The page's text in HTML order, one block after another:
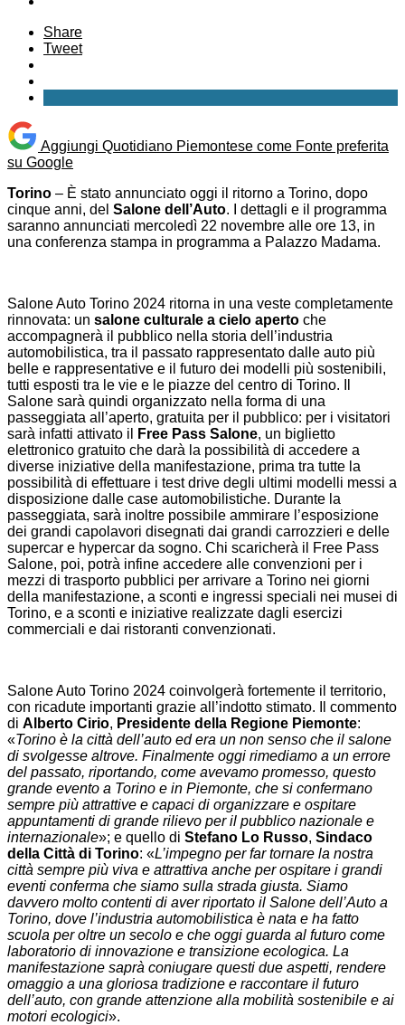
Share
Tweet
Aggiungi Quotidiano Piemontese come Fonte preferita
su Google
Torino – È stato annunciato oggi il ritorno a Torino, dopo
cinque anni, del Salone dell’Auto. I dettagli e il programma
saranno annunciati mercoledì 22 novembre alle ore 13, in
una conferenza stampa in programma a Palazzo Madama.
Salone Auto Torino 2024 ritorna in una veste completamente
rinnovata: un salone culturale a cielo aperto che
accompagnerà il pubblico nella storia dell’industria
automobilistica, tra il passato rappresentato dalle auto più
belle e rappresentative e il futuro dei modelli più sostenibili,
tutti esposti tra le vie e le piazze del centro di Torino. Il
Salone sarà quindi organizzato nella forma di una
passeggiata all’aperto, gratuita per il pubblico: per i visitatori
sarà infatti attivato il
Free Pass Salone, un biglietto
elettronico gratuito che darà la possibilità di accedere a
diverse iniziative della manifestazione, prima tra tutte la
possibilità di effettuare i test drive degli ultimi modelli messi a
disposizione dalle case automobilistiche. Durante la
passeggiata, sarà inoltre possibile ammirare l’esposizione
dei grandi capolavori disegnati dai grandi carrozzieri e delle
supercar e hypercar da sogno. Chi scaricherà il Free Pass
Salone, poi, potrà infine accedere alle convenzioni per i
mezzi di trasporto pubblici per arrivare a Torino nei giorni
della manifestazione, a sconti e ingressi speciali nei musei di
Torino, e a sconti e iniziative realizzate dagli esercizi
commerciali e dai ristoranti convenzionati.
Salone Auto Torino 2024 coinvolgerà fortemente il territorio,
con ricadute importanti grazie all’indotto stimato. Il commento
di Alberto Cirio, Presidente della Regione Piemonte:
«Torino è la città dell’auto ed era un non senso che il salone
di svolgesse altrove. Finalmente oggi rimediamo a un errore
del passato, riportando, come avevamo promesso, questo
grande evento a Torino e in Piemonte, che si confermano
sempre più attrattive e capaci di organizzare e ospitare
appuntamenti di grande rilievo per il pubblico nazionale e
internazionale»; e quello di Stefano Lo Russo, Sindaco
della Città di Torino: «L’impegno per far tornare la nostra
città sempre più viva e attrattiva anche per ospitare i grandi
eventi conferma che siamo sulla strada giusta. Siamo
davvero molto contenti di aver riportato il Salone dell’Auto a
Torino, dove l’industria automobilistica è nata e ha fatto
scuola per oltre un secolo e che oggi guarda al futuro come
laboratorio di innovazione e transizione ecologica. La
manifestazione saprà coniugare questi due aspetti, rendere
omaggio a una gloriosa tradizione e raccontare il futuro
dell’auto, con grande attenzione alla mobilità sostenibile e ai
motori ecologici».